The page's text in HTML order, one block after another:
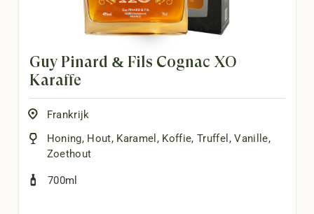
Guy Pinard & Fils Cognac XO
Karaffe
Frankrijk
Honing, Hout, Karamel , Koffie,Truffel ,Vanille,
Zoethout
700ml